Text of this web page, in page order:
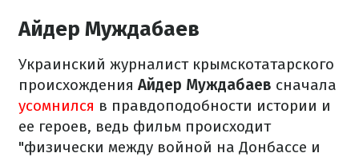
Айдер Муждабаев
Украинский журналист крымскотатарского
происхождения Айдер Муждабаев сначала
усомнился в правдоподобности истории и
ее героев, ведь фильм происходит
"физически между войной на Донбассе и